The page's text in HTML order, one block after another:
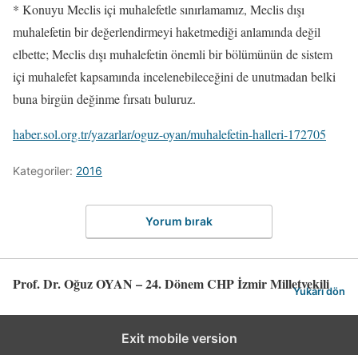
* Konuyu Meclis içi muhalefetle sınırlamamız, Meclis dışı
muhalefetin bir değerlendirmeyi haketmediği anlamında değil
elbette; Meclis dışı muhalefetin önemli bir bölümünün de sistem
içi muhalefet kapsamında incelenebileceğini de unutmadan belki
buna birgün değinme fırsatı buluruz.
haber.sol.org.tr/yazarlar/oguz-oyan/muhalefetin-halleri-172705
Kategoriler: 2016
Yorum bırak
Prof. Dr. Oğuz OYAN – 24. Dönem CHP İzmir Milletvekili
Yukarı dön
Exit mobile version